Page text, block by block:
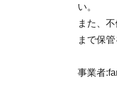
い。
また、
まで保
事業者